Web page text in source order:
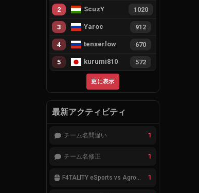
2 ScuzY 1020
3 Yaroc 912
4 tenserlow 670
5 kurumi810 572
更に表示
最新アクティビティ
チーム名間違い 1
チーム名修正 1
F4TALITY eSports vs Agropesca Jacaré 1